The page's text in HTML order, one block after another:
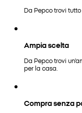
Da Pepco trovi
Ampia scelta
Da Pepco trovi
per la casa.
Compra senza